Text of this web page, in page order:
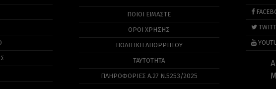
ΠΟΙΟΙ ΕΙΜΑΣΤΕ
ΟΡΟΙ ΧΡΗΣΗΣ
ΠΟΛΙΤΙΚΉ ΑΠΟΡΡΉΤΟΥ
ΤΑΥΤΟΤΗΤΑ
ΠΛΗΡΟΦΟΡΊΕΣ Α.27 Ν.5253/2025